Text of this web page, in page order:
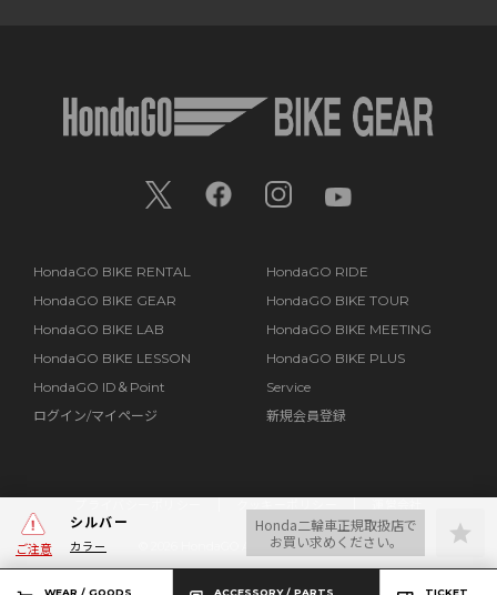
WEAR / GOODS ACCESSORY / PARTS TICKET
ご注意
シルバー
カラー
Honda二輪車正規取扱店で
お買い求めください。
HondaGO BIKE RENTAL
HondaGO RIDE
HondaGO BIKE GEAR
HondaGO BIKE TOUR
HondaGO BIKE LAB
HondaGO BIKE MEETING
HondaGO BIKE LESSON
HondaGO BIKE PLUS
HondaGO ID＆Point
Service
ログイン/マイページ
新規会員登録
2026 HondaGO All Rights Reserved.